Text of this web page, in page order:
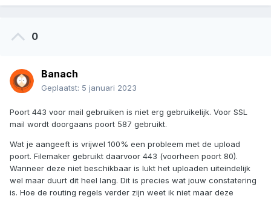
0
Banach
Geplaatst: 5 januari 2023
Poort 443 voor mail gebruiken is niet erg gebruikelijk. Voor SSL
mail wordt doorgaans poort 587 gebruikt.
Wat je aangeeft is vrijwel 100% een probleem met de upload
poort. Filemaker gebruikt daarvoor 443 (voorheen poort 80).
Wanneer deze niet beschikbaar is lukt het uploaden uiteindelijk
wel maar duurt dit heel lang. Dit is precies wat jouw constatering
is. Hoe de routing regels verder zijn weet ik niet maar deze